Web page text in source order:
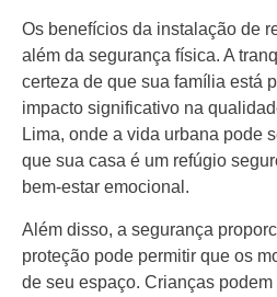
Os benefícios da instalação de
além da segurança física. A
certeza de que sua família está
impacto significativo na
Lima, onde a vida urbana pode
que sua casa é um refúgio
bem-estar emocional.
Além disso, a segurança
proteção pode permitir que os
de seu espaço. Crianças